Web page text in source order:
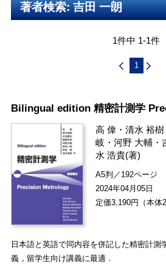
著者検索: 吉田 一朗
1件中 1-1件
1
Bilingual edition 精密計測学
高 偉 ・清水 裕樹
岐 ・河野 大輔 ・
水 浩貴(著)
A5判／192ページ
2024年04月05日
定価3,190円（本体
日本語と英語で同内容を併記した精密計測
義，留学生向け講義に最適．